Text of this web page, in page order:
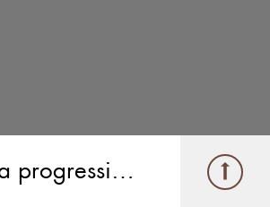
Cartes de la progression des Canadiens à Vimy